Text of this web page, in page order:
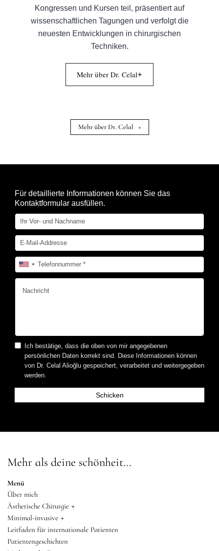
Kongressen und Kursen teil, präsentiert auf
wissenschaftlichen Tagungen und verfolgt die
neuesten Entwicklungen in chirurgischen
Techniken.
Mehr über Dr. Celal+
Mehr über Dr. Celal +
Für detaillierte Informationen können Sie das
Kontaktformular ausfüllen.
Ich bestätige, dass die oben von mir angegebenen
persönlichen Daten korrekt sind. Diese Informationen können
von Dr. Celal Alioğlu gespeichert, verarbeitet und weitergegeben
werden.
Mehr als deine schönheit...
Menü
Über mich
Ästhetische Chirurgie +
Minimal-invasive +
Leitfaden für internationale Patienten
Patientengeschichten